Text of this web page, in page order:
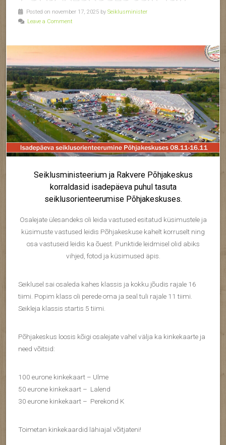
Posted on november 17, 2025 by Seiklusminister
Leave a Comment
Seiklusministeerium ja Rakvere Põhjakeskus
korraldasid isadepäeva puhul tasuta
seiklusorienteerumise Põhjakeskuses.
Osalejate ülesandeks oli leida vastused esitatud küsimustele ja
küsimuste vastused leidis Põhjakeskuse kahelt korruselt ning
osa vastuseid leidis ka õuest. Punktide leidmisel olid abiks
vihjed, fotod ja küsimused äpis.
Seiklusel sai osaleda kahes klassis ja kokku jõudis rajale 16
tiimi. Popim klass oli perede oma ja seal tuli rajale 11 tiimi.
Seikleja klassis startis 5 tiimi.
Põhjakeskus loosis kõigi osalejate vahel välja ka kinkekaarte ja
need võitsid:
100 eurone kinkekaart – Ulme
50 eurone kinkekaart – Lalend
30 eurone kinkekaart – Perekond K
Toimetan kinkekaardid lähiajal võitjateni!